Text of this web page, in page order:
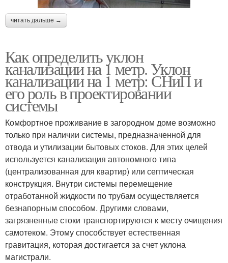
читать дальше →
Как определить уклон
канализации на 1 метр. Уклон
канализации на 1 метр: СНиП и
его роль в проектировании
системы
Комфортное проживание в загородном доме возможно
только при наличии системы, предназначенной для
отвода и утилизации бытовых стоков. Для этих целей
используется канализация автономного типа
(централизованная для квартир) или септическая
конструкция. Внутри системы перемещение
отработанной жидкости по трубам осуществляется
безнапорным способом. Другими словами,
загрязненные стоки транспортируются к месту очищения
самотеком. Этому способствует естественная
гравитация, которая достигается за счет уклона
магистрали.